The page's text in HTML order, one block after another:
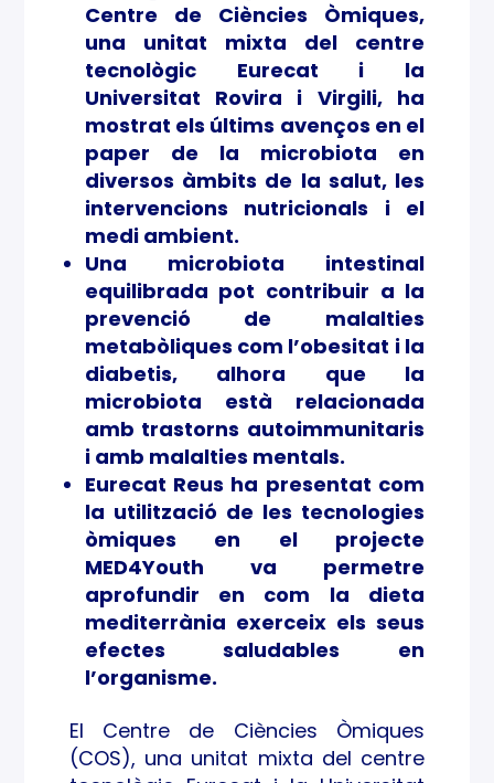
la
micr
obiot
a en
la
com
pren
sió i
millo
ra de
la
salut
hum
ana,
la
nutri
Centre de Ciències Òmiques,
una unitat mixta del centre
tecnològic Eurecat i la
Universitat Rovira i Virgili, ha
mostrat els últims avenços en el
paper de la microbiota en
diversos àmbits de la salut, les
intervencions nutricionals i el
medi ambient.
Una microbiota intestinal
equilibrada pot contribuir a la
prevenció de malalties
metabòliques com l’obesitat i la
diabetis, alhora que la
microbiota està relacionada
amb trastorns autoimmunitaris
i amb malalties mentals.
Eurecat Reus ha presentat com
la utilització de les tecnologies
òmiques en el projecte
MED4Youth va permetre
aprofundir en com la dieta
mediterrània exerceix els seus
efectes saludables en
l’organisme.
El Centre de Ciències Òmiques
(COS), una unitat mixta del centre